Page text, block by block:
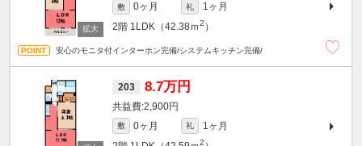
敷 0ヶ月 礼
1ヶ月
2階 1LDK（42.38ｍ2 ）
安心のモニタ付インターホン完備/システムキッチン完備/
203 8.7万円
2,900円
敷 0ヶ月 礼
1ヶ月
2